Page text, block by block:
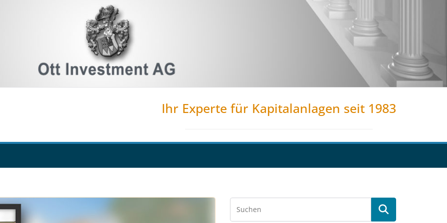
Ihr Experte für Kapitalanlagen seit 1983